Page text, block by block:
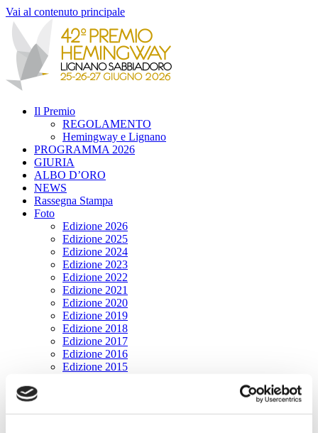
Vai al contenuto principale
Il Premio
REGOLAMENTO
Hemingway e Lignano
PROGRAMMA 2026
GIURIA
ALBO D’ORO
NEWS
Rassegna Stampa
Foto
Edizione 2026
Edizione 2025
Edizione 2024
Edizione 2023
Edizione 2022
Edizione 2021
Edizione 2020
Edizione 2019
Edizione 2018
Edizione 2017
Edizione 2016
Edizione 2015
CONTATTI